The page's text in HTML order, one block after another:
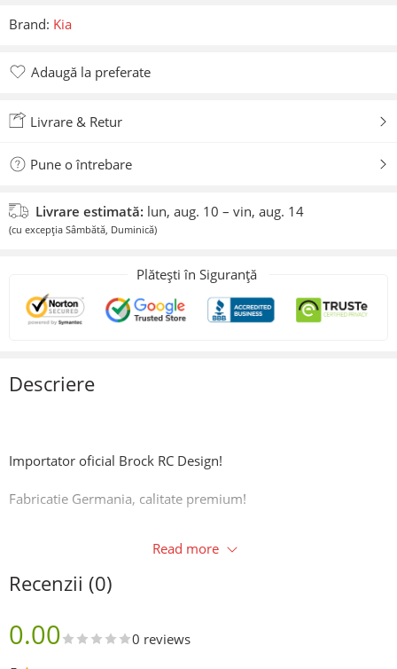
Brand: Kia
Adaugă la preferate
Livrare & Retur
Pune o întrebare
Livrare estimată: lun, aug. 10 – vin, aug. 14
(cu excepția Sâmbătă, Duminică)
Plătești în Siguranță
Descriere
Importator oficial Brock RC Design!
Fabricatie Germania, calitate premium!
Negru lucios cu front argintiu/Glossy black with silver
diamond cut.
Caracteristici:
Read more
Recenzii (0)
0.00 0 reviews